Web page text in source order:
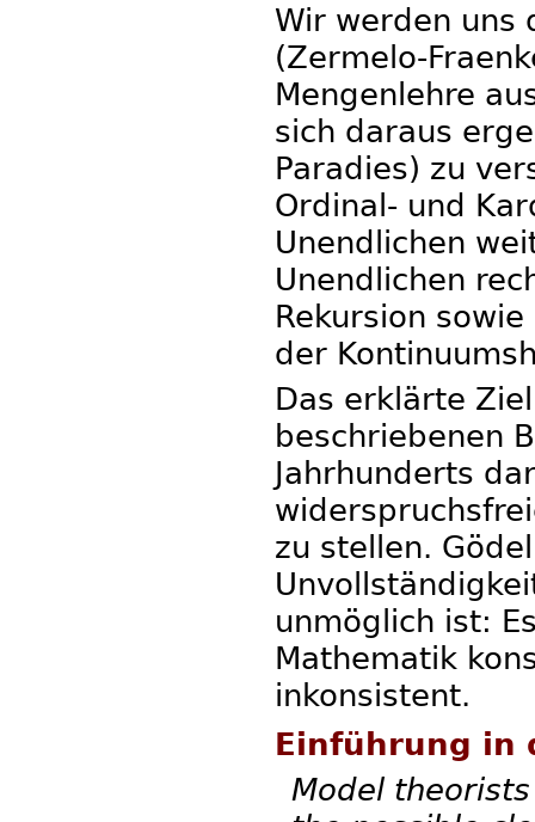
Wir werden uns
(Zermelo-
Mengenlehre
sich daraus
Paradies) zu
Ordinal- und
Unendlichen
Unendlichen
Rekursion
der
Das erklärte
beschriebenen
Jahrhunderts
zu stellen.
unmöglich ist:
Mathematik
inkonsistent.
Einführung in
Model